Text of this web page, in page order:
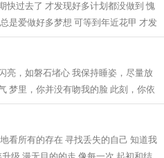
快过去了 才发现好多计划都没做到 愧
是爱做好多梦想 可等到年近花甲 才发
亮，如磐石堵心 我保持睡姿，尽量放
梦里，你并没有吻我的脸 此刻，你依
看所有的存在 寻找丢失的自己 知道我